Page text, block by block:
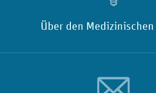
Über den